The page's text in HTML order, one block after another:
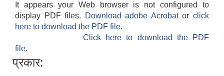
It appears your Web browser is not configured to
display PDF files.
Download adobe Acrobatorclick
here to download the PDF file.
Click here to download the PDF
file.
प्रकार: